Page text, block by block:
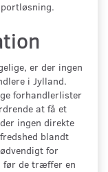
er der ingen
i Jylland.
forhandlerlister
at få et
ingen direkte
blandt
for
før de træffer en